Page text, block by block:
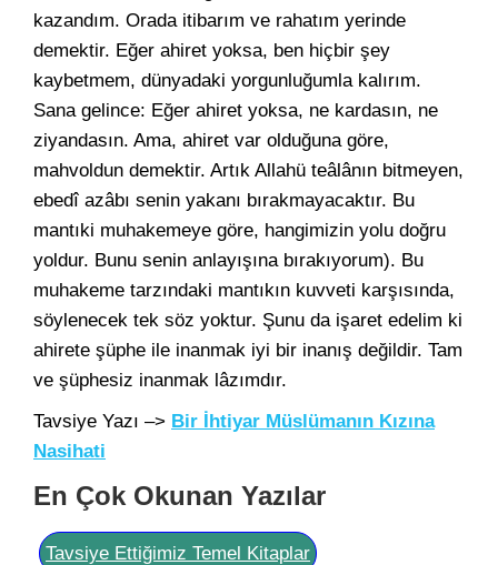
kazandım. Orada itibarım ve rahatım yerinde
demektir. Eğer ahiret yoksa, ben hiçbir şey
kaybetmem, dünyadaki yorgunluğumla kalırım.
Sana gelince: Eğer ahiret yoksa, ne kardasın, ne
ziyandasın. Ama, ahiret var olduğuna göre,
mahvoldun demektir. Artık Allahü teâlânın bitmeyen,
ebedî azâbı senin yakanı bırakmayacaktır. Bu
mantıki muhakemeye göre, hangimizin yolu doğru
yoldur. Bunu senin anlayışına bırakıyorum). Bu
muhakeme tarzındaki mantıkın kuvveti karşısında,
söylenecek tek söz yoktur. Şunu da işaret edelim ki
ahirete şüphe ile inanmak iyi bir inanış değildir. Tam
ve şüphesiz inanmak lâzımdır.
Tavsiye Yazı –> Bir İhtiyar Müslümanın Kızına
Nasihati
En Çok Okunan Yazılar
Tavsiye Ettiğimiz Temel Kitaplar